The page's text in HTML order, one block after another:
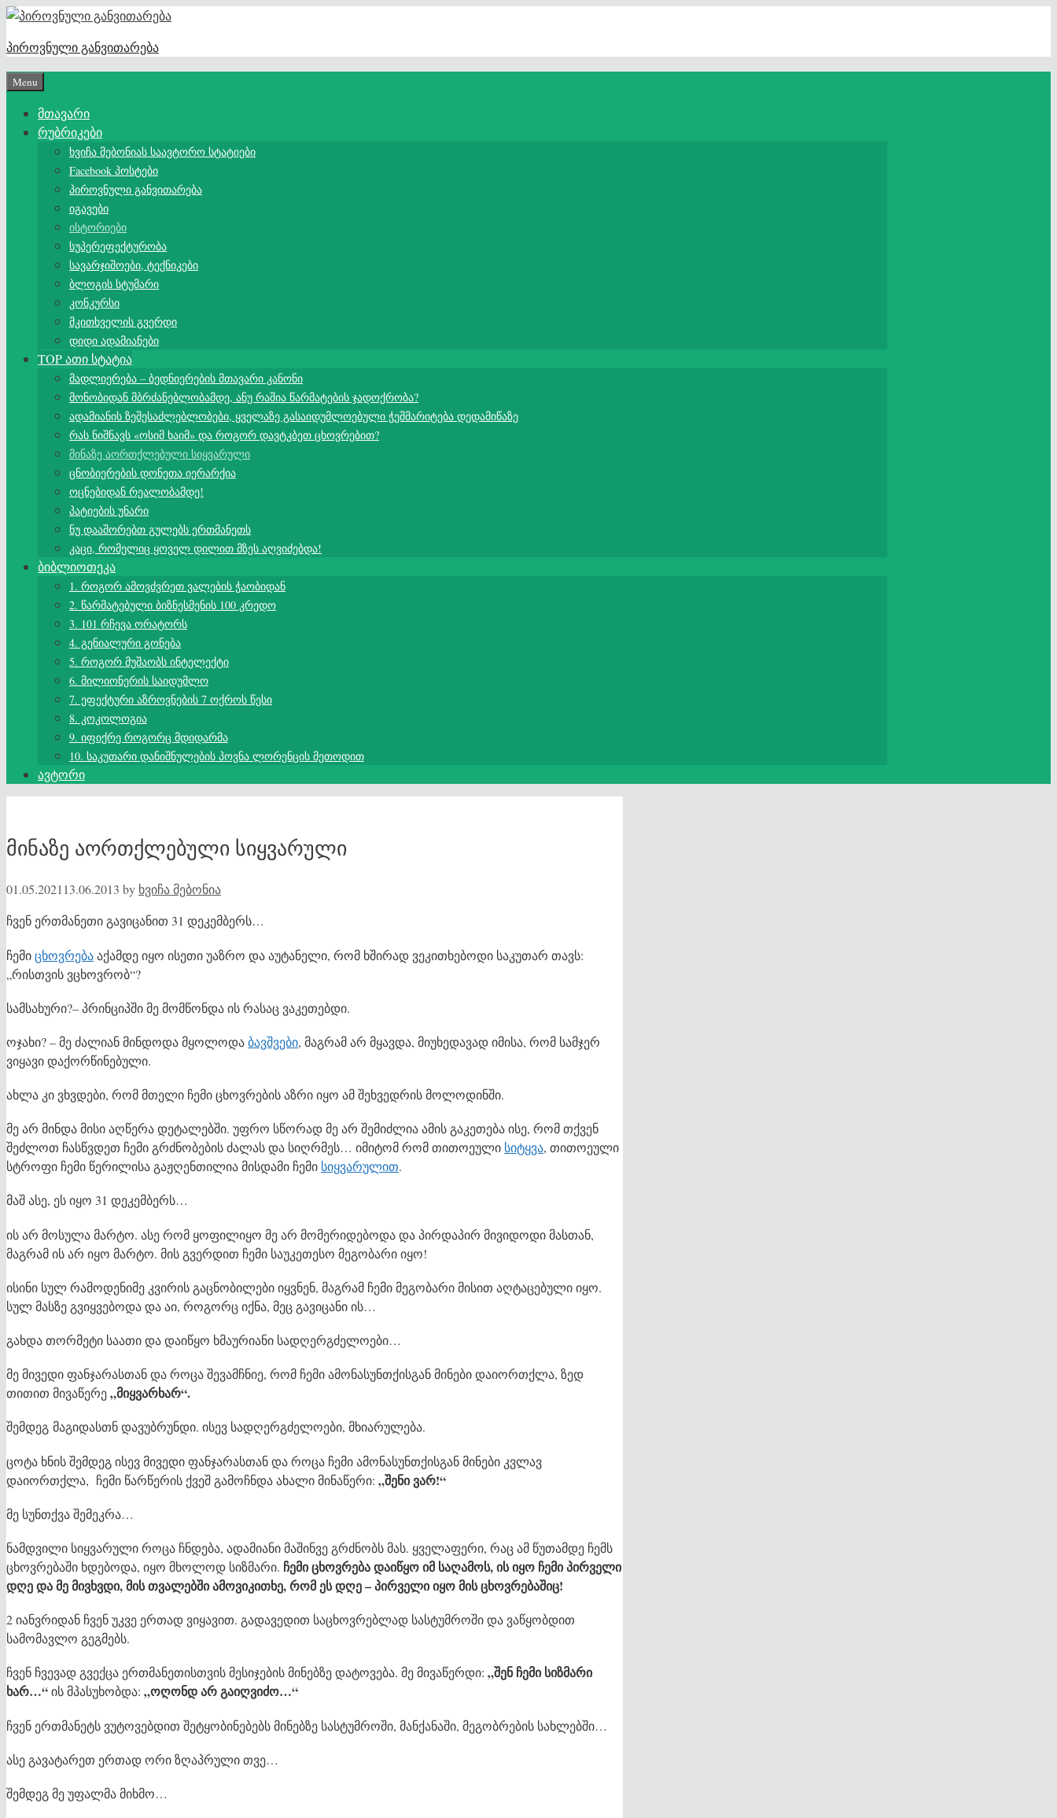
Skip
content
პიროვნული განვითარება
Menu
მთავარი
რუბრიკები
ხვიჩა მებონიას საავტორო სტატიები
Facebook პოსტები
პიროვნული განვითარება
იგავები
ისტორიები
სუპერეფექტურობა
სავარჯიშოები, ტექნიკები
ბლოგის სტუმარი
კონკურსი
მკითხველის გვერდი
დიდი ადამიანები
TOP ათი სტატია
მადლიერება – ბედნიერების მთავარი კანონი
მონობიდან მბრძანებლობამდე, ანუ რაშია წარმატების ჯადოქრობა?
ადამიანის ზეშესაძლებლობები, ყველაზე გასაიდუმლოებული ჭეშმარიტება დედამიწაზე
რას ნიშნავს «ოსიმ ხაიმ» და როგორ დავტკბეთ ცხოვრებით?
მინაზე აორთქლებული სიყვარული
ცნობიერების დონეთა იერარქია
ოცნებიდან რეალობამდე!
პატიების უნარი
ნუ დააშორებთ გულებს ერთმანეთს
კაცი, რომელიც ყოველ დილით მზეს აღვიძებდა!
ბიბლიოთეკა
1. როგორ ამოვძვრეთ ვალების ჭაობიდან
2. წარმატებული ბიზნესმენის 100 კრედო
3. 101 რჩევა ორატორს
4. გენიალური გონება
5. როგორ მუშაობს ინტელექტი
6. მილიონერის საიდუმლო
7. ეფექტური აზროვნების 7 ოქროს წესი
8. კოკოლოგია
9. იფიქრე როგორც მდიდარმა
10. საკუთარი დანიშნულების პოვნა ლორენცის მეთოდით
ავტორი
მინაზე აორთქლებული სიყვარული
01.05.202113.06.2013 by ხვიჩა მებონია
ჩვენ ერთმანეთი გავიცანით 31 დეკემბერს…
ჩემიცხოვრებააქამდე იყო ისეთი უაზრო და აუტანელი, რომ ხშირად ვეკითხებოდი საკუთარ თავს:
„რისთვის ვცხოვრობ“?
სამსახური?– პრინციპში მე მომწონდა ის რასაც ვაკეთებდი.
ოჯახი? – მე ძალიან მინდოდა მყოლოდაბავშვები, მაგრამ არ მყავდა, მიუხედავად იმისა, რომ სამჯერ
ვიყავი დაქორწინებული.
ახლა კი ვხვდები, რომ მთელი ჩემი ცხოვრების აზრი იყო ამ შეხვედრის მოლოდინში.
მე არ მინდა მისი აღწერა დეტალებში. უფრო სწორად მე არ შემიძლია ამის გაკეთება ისე, რომ თქვენ
შეძლოთ ჩასწვდეთ ჩემი გრძნობების ძალას და სიღრმეს… იმიტომ რომ თითოეული სიტყვა, თითოეული
სტროფი ჩემი წერილისა გაჟღენთილია მისდამი ჩემი სიყვარულით.
მაშ ასე, ეს იყო 31 დეკემბერს…
ის არ მოსულა მარტო. ასე რომ ყოფილიყო მე არ მომერიდებოდა და პირდაპირ მივიდოდი მასთან,
მაგრამ ის არ იყო მარტო. მის გვერდით ჩემი საუკეთესო მეგობარი იყო!
ისინი სულ რამოდენიმე კვირის გაცნობილები იყვნენ, მაგრამ ჩემი მეგობარი მისით აღტაცებული იყო.
სულ მასზე გვიყვებოდა და აი, როგორც იქნა, მეც გავიცანი ის…
გახდა თორმეტი საათი და დაიწყო ხმაურიანი სადღერგძელოები…
მე მივედი ფანჯარასთან და როცა შევამჩნიე, რომ ჩემი ამონასუნთქისგან მინები დაიორთქლა, ზედ
თითით მივაწერე„მიყვარხარ“.
შემდეგ მაგიდასთნ დავუბრუნდი. ისევ სადღერგძელოები, მხიარულება.
ცოტა ხნის შემდეგ ისევ მივედი ფანჯარასთან და როცა ჩემი ამონასუნთქისგან მინები კვლავ
დაიორთქლა, ჩემი წარწერის ქვეშ გამოჩნდა ახალი მინაწერი: „შენი ვარ!“
მე სუნთქვა შემეკრა…
ნამდვილი სიყვარული როცა ჩნდება, ადამიანი მაშინვე გრძნობს მას. ყველაფერი, რაც ამ წუთამდე ჩემს
ცხოვრებაში ხდებოდა, იყო მხოლოდ სიზმარი. ჩემი ცხოვრება დაიწყო იმ საღამოს, ის იყო ჩემი პირველი
დღე და მე მივხვდი, მის თვალებში ამოვიკითხე, რომ ეს დღე – პირველი იყო მის ცხოვრებაშიც!
2 იანვრიდან ჩვენ უკვე ერთად ვიყავით. გადავედით საცხოვრებლად სასტუმროში და ვაწყობდით
სამომავლო გეგმებს.
ჩვენ ჩვევად გვექცა ერთმანეთისთვის მესიჯების მინებზე დატოვება. მე მივაწერდი: „შენ ჩემი სიზმარი
ხარ…“ის მპასუხობდა: „ოღონდ არ გაიღვიძო…“
ჩვენ ერთმანეტს ვუტოვებდით შეტყობინებებს მინებზე სასტუმროში, მანქანაში, მეგობრების სახლებში…
ასე გავატარეთ ერთად ორი ზღაპრული თვე…
შემდეგ მე უფალმა მიხმო…